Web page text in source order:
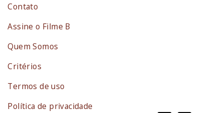
Contato
Assine o Filme B
Quem Somos
Critérios
Termos de uso
Política de privacidade